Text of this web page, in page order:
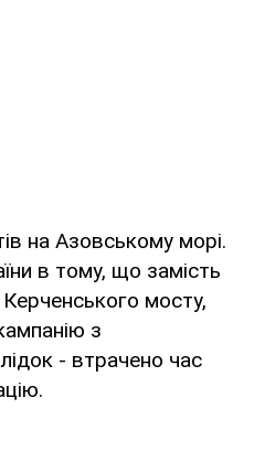
на Азовському морі.
в тому, що замість
Керченського мосту,
з
- втрачено час